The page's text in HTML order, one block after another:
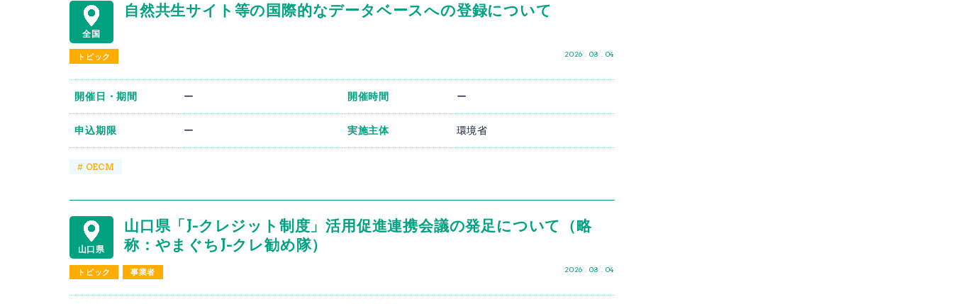
全国
自然共生サイト等の国際的なデータベースへの登録について
トピック 2026 . 08 . 04
開催日・期間 ー 開催時間 ー
申込期限 ー 実施主体 環境省
# OECM
山口県
山口県「J-クレジット制度」活用促進連携会議の発足について（略
称：やまぐちJ-クレ勧め隊）
トピック 事業者 2026 . 08 . 04